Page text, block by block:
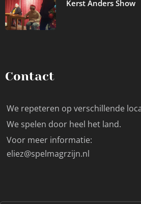
Kerst Anders Show
Contact
We repeteren op verschillende
We spelen door heel het land.
Voor meer informatie:
eliez@spelmagrzijn.nl